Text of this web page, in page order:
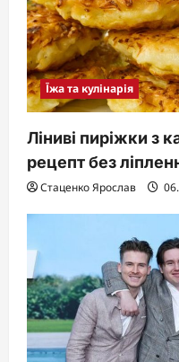
Їжа та кулінарія
Ліниві пиріжки з
рецепт без
Стаценко Ярослав